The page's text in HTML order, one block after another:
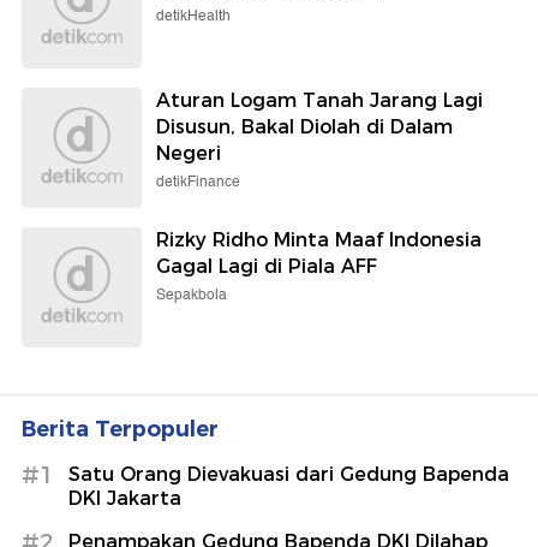
detikHealth
Aturan Logam Tanah Jarang Lagi
Disusun, Bakal Diolah di Dalam
Negeri
detikFinance
Rizky Ridho Minta Maaf Indonesia
Gagal Lagi di Piala AFF
Sepakbola
Berita Terpopuler
#1
Satu Orang Dievakuasi dari Gedung Bapenda
DKI Jakarta
Penampakan Gedung Bapenda DKI Dilahap